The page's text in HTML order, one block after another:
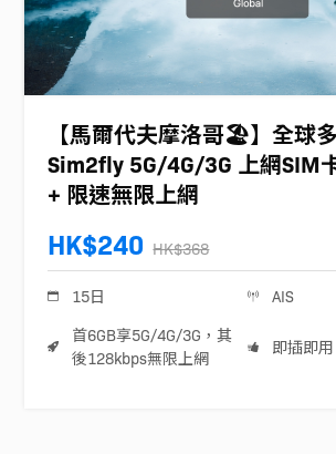
【馬爾代夫摩洛哥🏖️】全球
Sim2fly 5G/4G/3G 上網SIM
+ 限速無限上網
HK$368
HK$240
15日
AIS
首6GB享5G/4G/3G，其
後128kbps無限上網
即插即用